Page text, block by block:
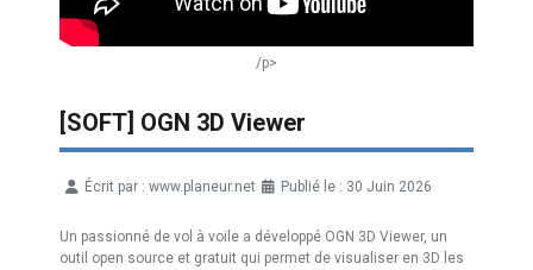
/p>
[SOFT] OGN 3D Viewer
Écrit par : www.planeur.net Publié le : 30 Juin 2026
Un passionné de vol à voile a développé OGN 3D Viewer, un
outil open source et gratuit qui permet de visualiser en 3D les